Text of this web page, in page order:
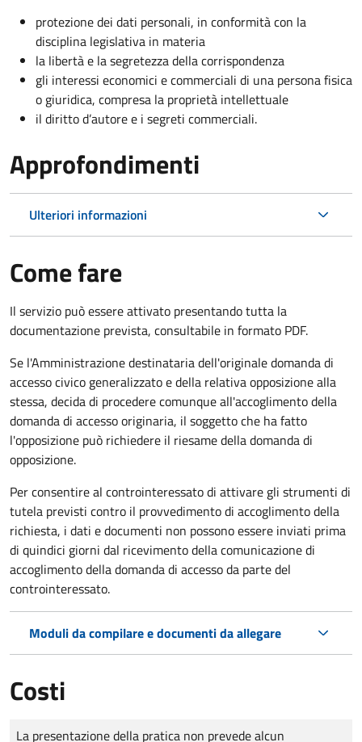
protezione dei dati personali, in conformità con la
disciplina legislativa in materia
la libertà e la segretezza della corrispondenza
gli interessi economici e commerciali di una persona fisica
o giuridica, compresa la proprietà intellettuale
il diritto d’autore e i segreti commerciali.
Approfondimenti
Ulteriori informazioni
Come fare
Il servizio può essere attivato presentando tutta la
documentazione prevista, consultabile in formato PDF.
Se l'Amministrazione destinataria dell'originale domanda di
accesso civico generalizzato e della relativa opposizione alla
stessa, decida di procedere comunque all'accoglimento della
domanda di accesso originaria, il soggetto che ha fatto
l'opposizione può richiedere il riesame della domanda di
opposizione.
Per consentire al controinteressato di attivare gli strumenti di
tutela previsti contro il provvedimento di accoglimento della
richiesta, i dati e documenti non possono essere inviati prima
di quindici giorni dal ricevimento della comunicazione di
accoglimento della domanda di accesso da parte del
controinteressato.
Moduli da compilare e documenti da allegare
Costi
Tipo di pagamento
Importo
La presentazione della pratica non prevede alcun